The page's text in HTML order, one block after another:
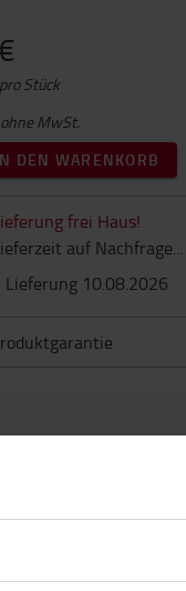
Stück
MwSt.
DEN WARENKORB
frei Haus!
auf Nachfrage...
Lieferung 10.08.2026